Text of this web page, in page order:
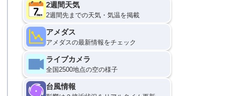
2週間天気
2週間先までの天気・気温を掲載
アメダス
アメダスの最新情報をチェック
ライブカメラ
全国2500地点の空の様子
台風情報